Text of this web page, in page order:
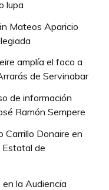
lupa
Mateos Aparicio
amplía el foco a
de Servinabar
de información
Ramón Sempere
Carrillo Donaire en
Estatal de
la Audiencia